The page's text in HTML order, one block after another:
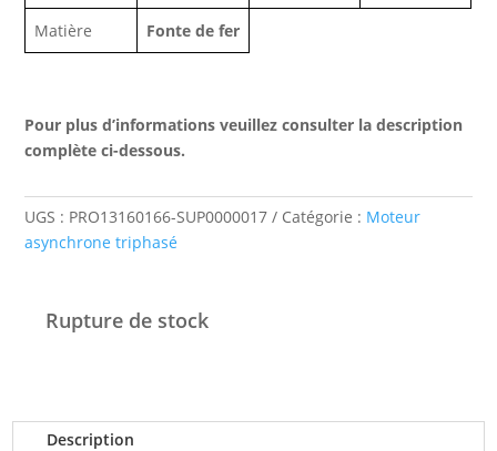
Matière Fonte de fer
Pour plus d’informations veuillez consulter la description
complète ci-dessous.
UGS : PRO13160166-SUP0000017 Catégorie : Moteur
asynchrone triphasé
Rupture de stock
Description